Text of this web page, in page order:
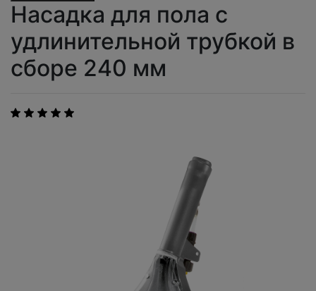
Насадка для пола с
удлинительной трубкой в
сборе 240 мм